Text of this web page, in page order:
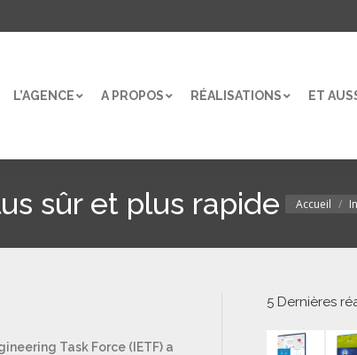
L’AGENCE A PROPOS RÉALISATIONS ET
sûr et plus rapide Vous êtes
Accueil
Task Force (IETF) a
5 Dernières